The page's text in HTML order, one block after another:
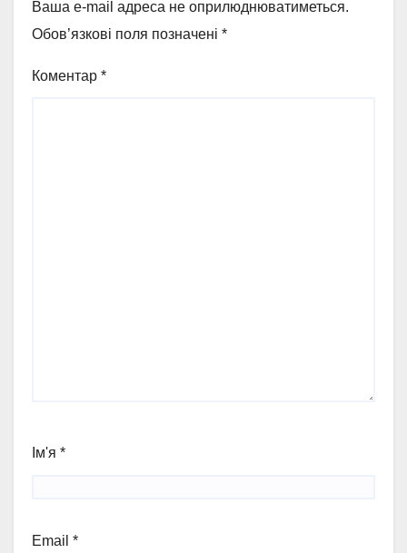
Ваша e-mail адреса не оприлюднюватиметься.
Обов’язкові поля позначені *
Коментар *
Ім'я *
Email *